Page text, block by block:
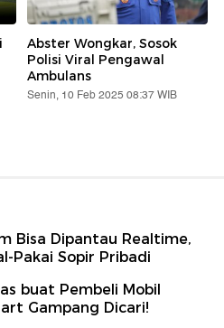
Abster Wongkar, Sosok
Polisi Viral Pengawal
Ambulans
Senin, 10 Feb 2025 08:37 WIB
Bisa Dipantau Realtime,
Pakai Sopir Pribadi
buat Pembeli Mobil
Gampang Dicari!